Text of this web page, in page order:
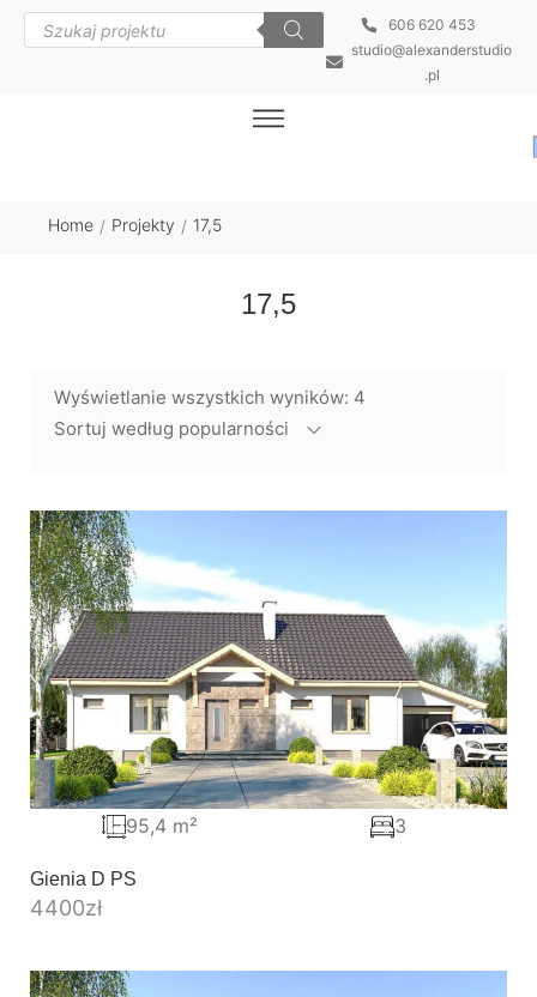
606 620 453
studio@alexanderstudio
.pl
Home / Projekty / 17,5
17,5
Wyświetlanie wszystkich wyników: 4
Sortuj według popularności
Gienia D PS
4400zł
95,4 m² 3